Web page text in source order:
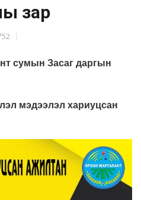
зар
сумын Засаг даргын
мэдээлэл хариуцсан